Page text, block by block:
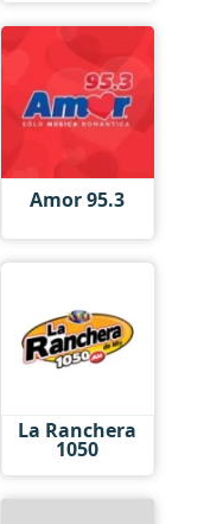
Amor 95.3
La Ranchera
1050